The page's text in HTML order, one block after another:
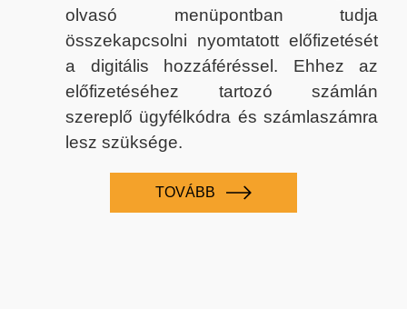
olvasó menüpontban tudja
összekapcsolni nyomtatott előfizetését
a digitális hozzáféréssel. Ehhez az
előfizetéséhez tartozó számlán
szereplő ügyfélkódra és számlaszámra
lesz szüksége.
TOVÁBB